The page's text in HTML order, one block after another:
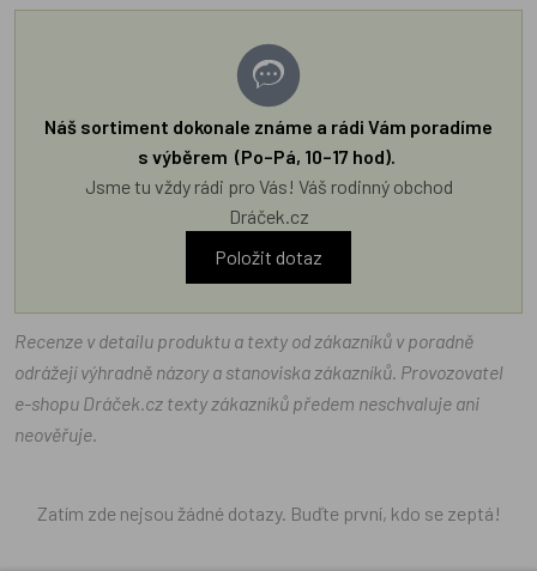
Náš sortiment dokonale známe a rádi Vám poradíme
s výběrem (Po–Pá, 10–17 hod).
Jsme tu vždy rádi pro Vás! Váš rodinný obchod
Dráček.cz
Položit dotaz
Recenze v detailu produktu a texty od zákazníků v poradně
odrážejí výhradně názory a stanoviska zákazníků. Provozovatel
e-shopu Dráček.cz texty zákazníků předem neschvaluje ani
neověřuje.
Zatím zde nejsou žádné dotazy. Buďte první, kdo se zeptá!